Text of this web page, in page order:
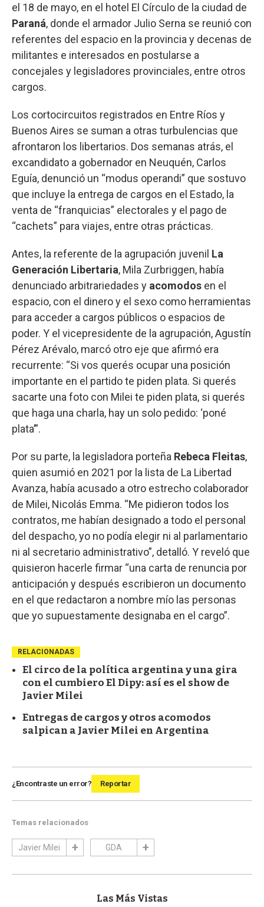
el 18 de mayo, en el hotel El Círculo de la ciudad de
Paraná, donde el armador Julio Serna se reunió con
referentes del espacio en la provincia y decenas de
militantes e interesados en postularse a
concejales y legisladores provinciales, entre otros
cargos.
Los cortocircuitos registrados en Entre Ríos y
Buenos Aires se suman a otras turbulencias que
afrontaron los libertarios. Dos semanas atrás, el
excandidato a gobernador en Neuquén, Carlos
Eguía, denunció un “modus operandi” que sostuvo
que incluye la entrega de cargos en el Estado, la
venta de “franquicias” electorales y el pago de
“cachets” para viajes, entre otras prácticas.
Antes, la referente de la agrupación juvenil La
Generación Libertaria, Mila Zurbriggen, había
denunciado arbitrariedades y acomodos en el
espacio, con el dinero y el sexo como herramientas
para acceder a cargos públicos o espacios de
poder. Y el vicepresidente de la agrupación, Agustín
Pérez Arévalo, marcó otro eje que afirmó era
recurrente: “Si vos querés ocupar una posición
importante en el partido te piden plata. Si querés
sacarte una foto con Milei te piden plata, si querés
que haga una charla, hay un solo pedido: ‘poné
plata’”.
Por su parte, la legisladora porteña Rebeca Fleitas,
quien asumió en 2021 por la lista de La Libertad
Avanza, había acusado a otro estrecho colaborador
de Milei, Nicolás Emma. “Me pidieron todos los
contratos, me habían designado a todo el personal
del despacho, yo no podía elegir ni al parlamentario
ni al secretario administrativo”, detalló. Y reveló que
quisieron hacerle firmar “una carta de renuncia por
anticipación y después escribieron un documento
en el que redactaron a nombre mío las personas
que yo supuestamente designaba en el cargo”.
RELACIONADAS
El circo de la política argentina y una gira
con el cumbiero El Dipy: así es el show de
Javier Milei
Entregas de cargos y otros acomodos
salpican a Javier Milei en Argentina
¿Encontraste un error? Reportar
Temas relacionados
Javier Milei GDA
Las Más Vistas